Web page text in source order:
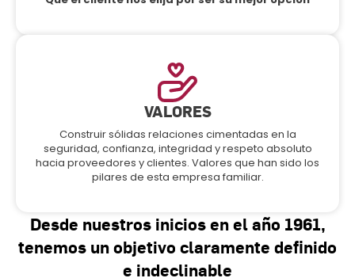
VALORES
Construir sólidas relaciones cimentadas en la
seguridad, confianza, integridad y respeto absoluto
hacia proveedores y clientes. Valores que han sido los
pilares de esta empresa familiar.
Desde nuestros inicios en el año 1961,
tenemos un objetivo claramente definido
e indeclinable